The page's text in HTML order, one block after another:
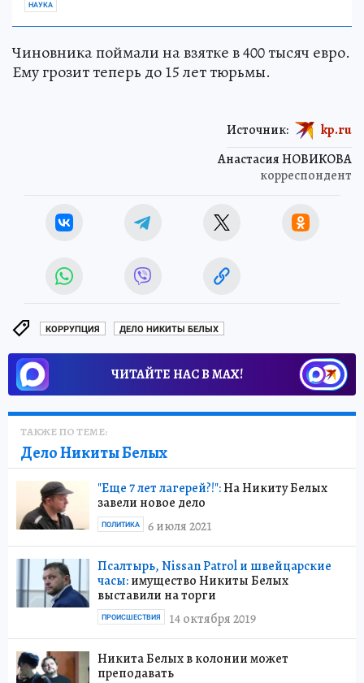
НАУКА
Чиновника поймали на взятке в 400 тысяч евро.
Ему грозит теперь до 15 лет тюрьмы.
Анастасия НОВИКОВА
корреспондент
Источник: kp.ru
КОРРУПЦИЯ ДЕЛО НИКИТЫ БЕЛЫХ
ЧИТАЙТЕ НАС В МАХ!
ТАКЖЕ ПО ТЕМЕ:
Дело Никиты Белых
"Еще 7 лет лагерей?!":На Никиту Белых
завели новое дело
6 июля 2021
ПОЛИТИКА
Псалтырь, Nissan Patrol и швейцарские
часы:имущество Никиты Белых
выставили на торги
14 октября 2019
ПРОИСШЕСТВИЯ
Никита Белых в колонии может
преподавать